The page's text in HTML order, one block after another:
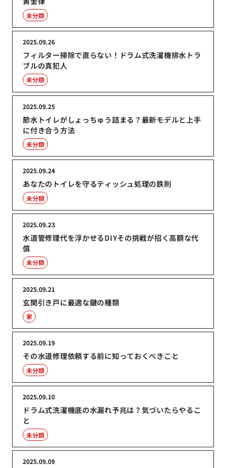
未分類
フィルター掃除で直らない！ドラム式洗濯機排水トラ
ブルの真犯人
2025.09.26
未分類
節水トイレがしょっちゅう詰まる？最新モデルと上手
に付き合う方法
2025.09.25
未分類
あなたのトイレを守るティッシュ処理の鉄則
2025.09.24
未分類
水道管修理代を浮かせるDIYその挑戦が招く高額な代
償
2025.09.23
未分類
玄関引き戸に最適な鍵の種類
2025.09.21
家
その水道修理依頼する前に知っておくべきこと
2025.09.19
未分類
ドラム式洗濯機底の水漏れ予兆は？気づいたらやるこ
と
2025.09.10
未分類
2025.09.09